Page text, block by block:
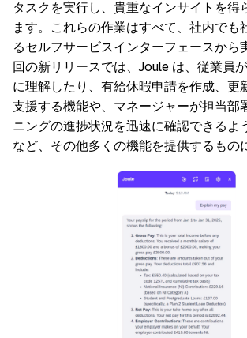
タスクを実行し、貴重なインサイトを得
ます。これらの作業はすべて、社内でも
るセルフサービスインターフェースから
回の新リリースでは、Joule は、従業員
に理解したり、有給休暇申請を作成、更
支援する機能や、マネージャーが担当部
ニングの進捗状況を迅速に確認できるよ
など、その他多くの機能を提供するもの